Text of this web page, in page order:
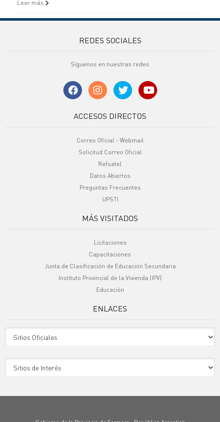
Leer más
REDES SOCIALES
Síguenos en nuestras redes
ACCESOS DIRECTOS
Correo Oficial - Webmail
Solicitud Correo Oficial
Refsatel
Datos Abiertos
Preguntas Frecuentes
UPSTI
MÁS VISITADOS
Licitaciones
Capacitaciones
Junta de Clasificación de Educación Secundaria
Instituto Provincial de la Vivienda (IPV)
Educación
ENLACES